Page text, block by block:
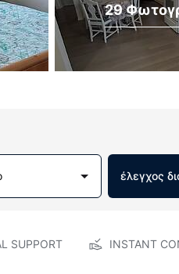
29
έλεγχος
SUPPORT INSTANT